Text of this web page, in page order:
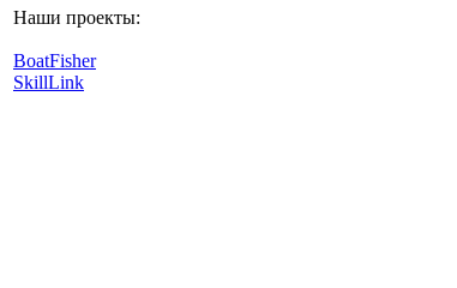
Наши проекты:
BoatFisher
SkillLink